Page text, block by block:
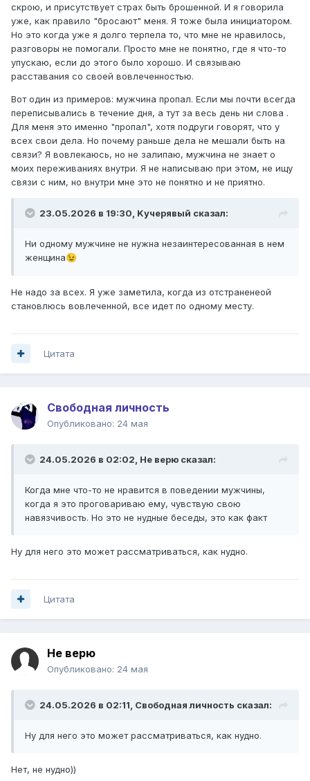
скрою, и присутствует страх быть брошенной. И я говорила
уже, как правило "бросают" меня. Я тоже была инициатором.
Но это когда уже я долго терпела то, что мне не нравилось,
разговоры не помогали. Просто мне не понятно, где я что-то
упускаю, если до этого было хорошо. И связываю
расставания со своей вовлеченностью.
Вот один из примеров: мужчина пропал. Если мы почти всегда
переписывались в течение дня, а тут за весь день ни слова .
Для меня это именно "пропал", хотя подруги говорят, что у
всех свои дела. Но почему раньше дела не мешали быть на
связи? Я вовлекаюсь, но не залипаю, мужчина не знает о
моих переживаниях внутри. Я не написываю при этом, не ищу
связи с ним, но внутри мне это не понятно и не приятно.
23.05.2026 в 19:30, Kучepявый сказал:
Ни одному мужчине не нужна незаинтересованная в нем
женщина😉
Не надо за всех. Я уже заметила, когда из отстраненеой
становлюсь вовлеченной, все идет по одному месту.
Цитата
Свободная личность
Опубликовано: 24 мая
24.05.2026 в 02:02, Не верю сказал:
Когда мне что-то не нравится в поведении мужчины,
когда я это проговариваю ему, чувствую свою
навязчивость. Но это не нудные беседы, это как факт
Ну для него это может рассматриваться, как нудно.
Цитата
Не верю
Опубликовано: 24 мая
24.05.2026 в 02:11, Свободная личность сказал:
Ну для него это может рассматриваться, как нудно.
Нет, не нудно))